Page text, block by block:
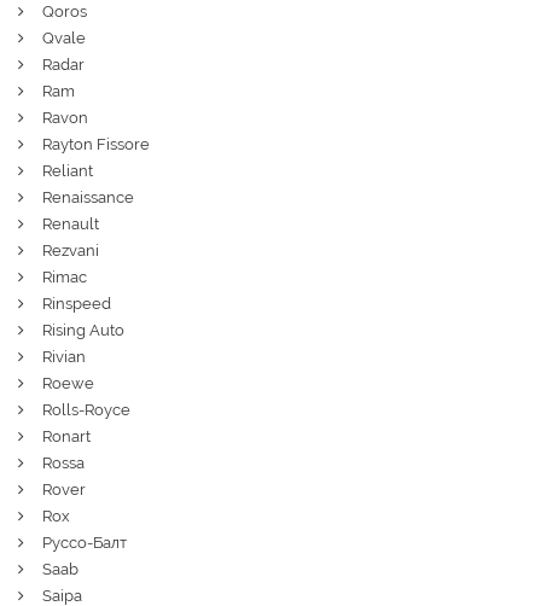
Qoros
Qvale
Radar
Ram
Ravon
Rayton Fissore
Reliant
Renaissance
Renault
Rezvani
Rimac
Rinspeed
Rising Auto
Rivian
Roewe
Rolls-Royce
Ronart
Rossa
Rover
Rox
Руссо-Балт
Saab
Saipa